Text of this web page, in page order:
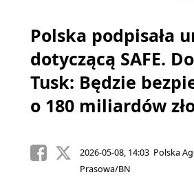
Polska podpisała
dotyczącą SAFE.
Tusk: Będzie
o 180 miliardów
2026-05-08, 14:03 Polska
Prasowa/BN